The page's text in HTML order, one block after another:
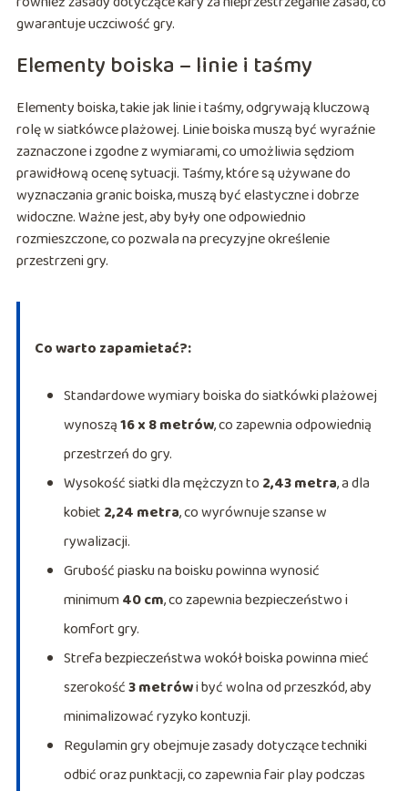
gwarantuje uczciwość gry.
Elementy boiska – linie i taśmy
Elementy boiska, takie jak linie i taśmy, odgrywają kluczową
rolę w siatkówce plażowej. Linie boiska muszą być wyraźnie
zaznaczone i zgodne z wymiarami, co umożliwia sędziom
prawidłową ocenę sytuacji. Taśmy, które są używane do
wyznaczania granic boiska, muszą być elastyczne i dobrze
widoczne. Ważne jest, aby były one odpowiednio
rozmieszczone, co pozwala na precyzyjne określenie
przestrzeni gry.
Co warto zapamietać?:
Standardowe wymiary boiska do siatkówki plażowej
wynoszą16 x 8 metrów, co zapewnia odpowiednią
przestrzeń do gry.
Wysokość siatki dla mężczyzn to 2,43 metra, a dla
kobiet 2,24 metra, co wyrównuje szanse w
rywalizacji.
Grubość piasku na boisku powinna wynosić
minimum40 cm, co zapewnia bezpieczeństwo i
komfort gry.
Strefa bezpieczeństwa wokół boiska powinna mieć
szerokość3 metrówi być wolna od przeszkód, aby
minimalizować ryzyko kontuzji.
Regulamin gry obejmuje zasady dotyczące techniki
odbić oraz punktacji, co zapewnia fair play podczas